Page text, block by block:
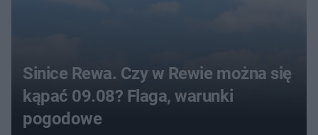
Sinice Rewa. Czy w Rewie można się
kąpać 09.08? Flaga, warunki
pogodowe